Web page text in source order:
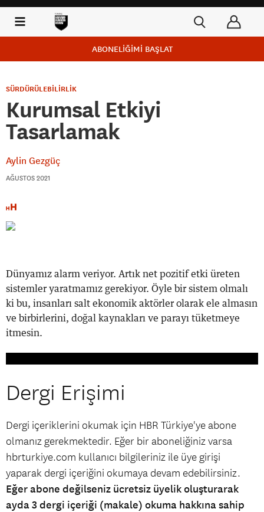
ABONELİĞİMİ BAŞLAT
SÜRDÜRÜLEBİLİRLİK
Kurumsal Etkiyi
Tasarlamak
Aylin Gezgüç
AĞUSTOS 2021
Dünyamız alarm veriyor. Artık net pozitif etki üreten
sistemler yaratmamız gerekiyor. Öyle bir sistem olmalı
ki bu, insanları salt ekonomik aktörler olarak ele almasın
ve birbirlerini, doğal kaynakları ve parayı tüketmeye
itmesin.
Dergi Erişimi
Dergi içeriklerini okumak için HBR Türkiye'ye abone
olmanız gerekmektedir. Eğer bir aboneliğiniz varsa
hbrturkiye.com kullanıcı bilgileriniz ile üye girişi
yaparak dergi içeriğini okumaya devam edebilirsiniz.
Eğer abone değilseniz ücretsiz üyelik oluşturarak
ayda 3 dergi içeriği (makale) okuma hakkına sahip